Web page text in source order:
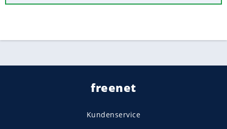
freenet
Kundenservice